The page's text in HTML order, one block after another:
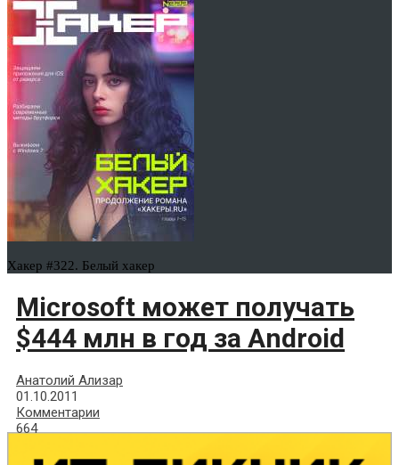
Хакер #322. Белый хакер
Microsoft может получать
$444 млн в год за Android
Анатолий Ализар
01.10.2011
Комментарии
664